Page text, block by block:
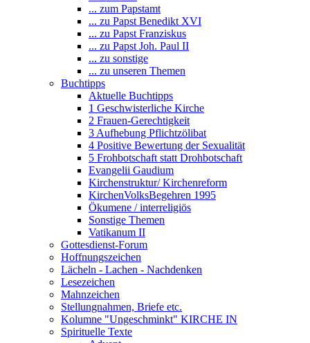
... zum Papstamt
... zu Papst Benedikt XVI
... zu Papst Franziskus
... zu Papst Joh. Paul II
... zu sonstige
... zu unseren Themen
Buchtipps
Aktuelle Buchtipps
1 Geschwisterliche Kirche
2 Frauen-Gerechtigkeit
3 Aufhebung Pflichtzölibat
4 Positive Bewertung der Sexualität
5 Frohbotschaft statt Drohbotschaft
Evangelii Gaudium
Kirchenstruktur/ Kirchenreform
KirchenVolksBegehren 1995
Ökumene / interreligiös
Sonstige Themen
Vatikanum II
Gottesdienst-Forum
Hoffnungszeichen
Lächeln - Lachen - Nachdenken
Lesezeichen
Mahnzeichen
Stellungnahmen, Briefe etc.
Kolumne "Ungeschminkt" KIRCHE IN
Spirituelle Texte